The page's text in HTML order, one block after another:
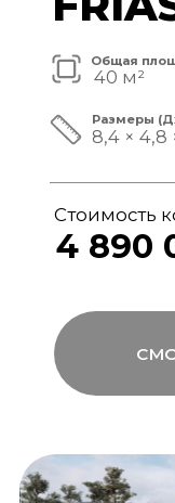
модульный банный
FRIAS
5 820 000
СМОТРЕТЬ